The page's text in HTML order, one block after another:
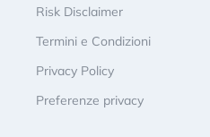
Risk Disclaimer
Termini e Condizioni
Privacy Policy
Preferenze privacy